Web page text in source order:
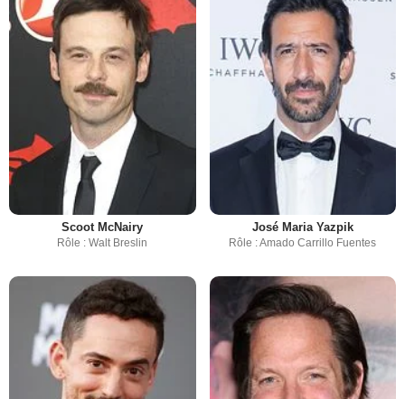
Scoot McNairy
Rôle : Walt Breslin
José Maria Yazpik
Rôle : Amado Carrillo Fuentes